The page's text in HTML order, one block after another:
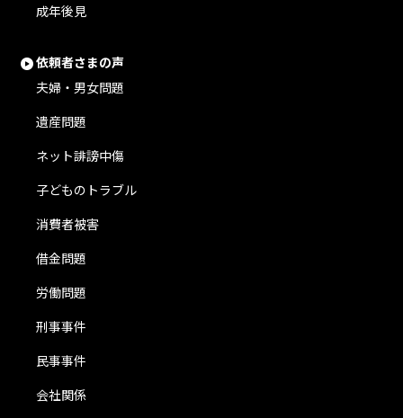
成年後見
依頼者さまの声
夫婦・男女問題
遺産問題
ネット誹謗中傷
子どものトラブル
消費者被害
借金問題
労働問題
刑事事件
民事事件
会社関係